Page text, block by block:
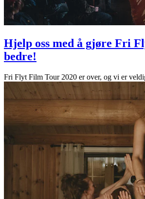
Hjelp oss med å gjøre Fri
bedre!
Fri Flyt Film Tour 2020 er over, og vi er